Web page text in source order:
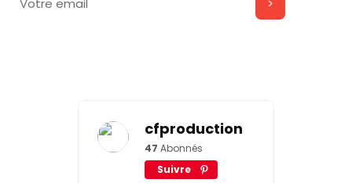
cfproduction
47 Abonnés
Suivre